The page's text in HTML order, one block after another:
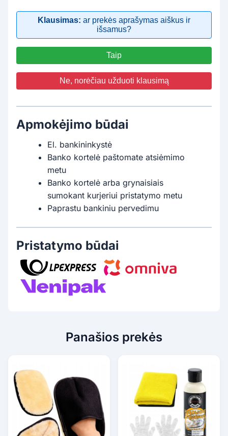
Klausimas: ar prekės aprašymas aiškus ir
išsamus?
Taip
Ne, norėčiau užduoti klausimą
Apmokėjimo būdai
El. bankininkystė
Banko kortelė paštomate atsiėmimo
metu
Banko kortelė arba grynaisiais
sumokant kurjeriui pristatymo metu
Paprastu bankiniu pervedimu
Pristatymo būdai
Panašios prekės